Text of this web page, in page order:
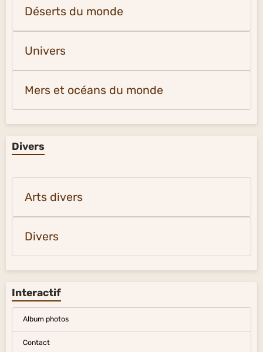
Déserts du monde
Univers
Mers et océans du monde
Divers
Arts divers
Divers
Interactif
Album photos
Contact